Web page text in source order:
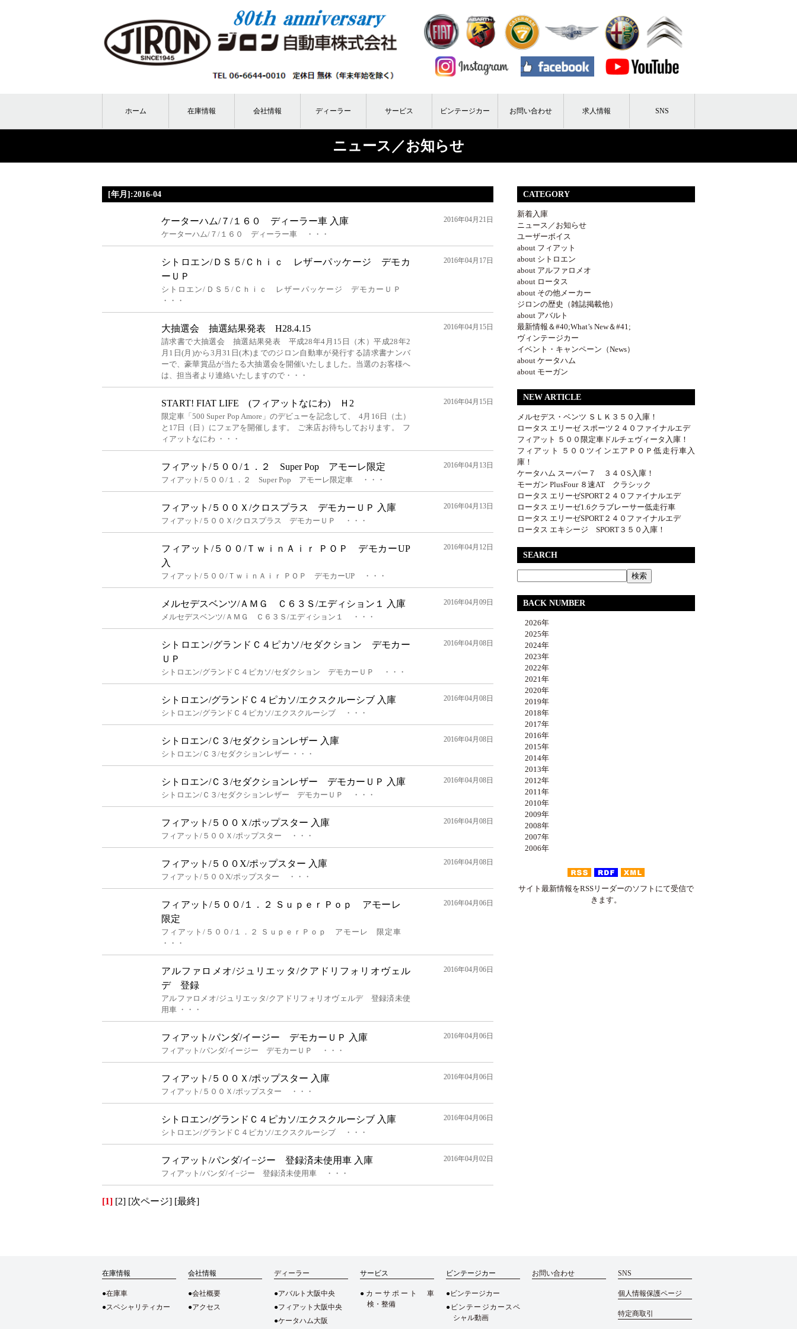
ホーム 在庫情報 会社情報 ディーラー サービス ビンテージカー お問い合わせ 求人情報 SNS
ニュース／お知らせ
[年月]:2016-04
ケーターハム/７/１６０ ディーラー車 入庫
ケーターハム/７/１６０ ディーラー車 ・・・
2016年04月21日
シトロエン/ＤＳ５/Ｃｈｉｃ レザーパッケージ デモカ
ーＵＰ
シトロエン/ＤＳ５/Ｃｈｉｃ レザーパッケージ デモカーＵＰ
・・・
2016年04月17日
大抽選会 抽選結果発表 H28.4.15
請求書で大抽選会 抽選結果発表 平成28年4月15日（木）平成28年2
月1日(月)から3月31日(木)までのジロン自動車が発行する請求書ナンバ
ーで、豪華賞品が当たる大抽選会を開催いたしました。当選のお客様へ
は、担当者より連絡いたしますので・・・
2016年04月15日
START! FIAT LIFE (フィアットなにわ) Ｈ2
限定車「500 Super Pop Amore」のデビューを記念して、 4月16日（土）
と17日（日）にフェアを開催します。 ご来店お待ちしております。 フ
ィアットなにわ ・・・
2016年04月15日
フィアット/５００/１．２ Super Pop アモーレ限定
フィアット/５００/１．２ Super Pop アモーレ限定車 ・・・
2016年04月13日
フィアット/５００Ｘ/クロスプラス デモカーＵＰ 入庫
フィアット/５００Ｘ/クロスプラス デモカーＵＰ ・・・
2016年04月13日
フィアット/５００/ＴｗｉｎＡｉｒ ＰＯＰ デモカーUP
入
フィアット/５００/ＴｗｉｎＡｉｒ ＰＯＰ デモカーUP ・・・
2016年04月12日
メルセデスベンツ/ＡＭＧ Ｃ６３Ｓ/エディション１ 入庫
メルセデスベンツ/ＡＭＧ Ｃ６３Ｓ/エディション１ ・・・
2016年04月09日
シトロエン/グランドＣ４ピカソ/セダクション デモカー
ＵＰ
シトロエン/グランドＣ４ピカソ/セダクション デモカーＵＰ ・・・
2016年04月08日
シトロエン/グランドＣ４ピカソ/エクスクルーシブ 入庫
シトロエン/グランドＣ４ピカソ/エクスクルーシブ ・・・
2016年04月08日
シトロエン/Ｃ３/セダクションレザー 入庫
シトロエン/Ｃ３/セダクションレザー ・・・
2016年04月08日
シトロエン/Ｃ３/セダクションレザー デモカーＵＰ 入庫
シトロエン/Ｃ３/セダクションレザー デモカーＵＰ ・・・
2016年04月08日
フィアット/５００Ｘ/ポップスター 入庫
フィアット/５００Ｘ/ポップスター ・・・
2016年04月08日
フィアット/５００X/ポップスター 入庫
フィアット/５００X/ポップスター ・・・
2016年04月08日
フィアット/５００/１．２ ＳｕｐｅｒＰｏｐ アモーレ
限定
フィアット/５００/１．２ ＳｕｐｅｒＰｏｐ アモーレ 限定車
・・・
2016年04月06日
アルファロメオ/ジュリエッタ/クアドリフォリオヴェル
デ 登録
アルファロメオ/ジュリエッタ/クアドリフォリオヴェルデ 登録済未使
用車 ・・・
2016年04月06日
フィアット/パンダ/イージー デモカーＵＰ 入庫
フィアット/パンダ/イージー デモカーＵＰ ・・・
2016年04月06日
フィアット/５００Ｘ/ポップスター 入庫
フィアット/５００Ｘ/ポップスター ・・・
2016年04月06日
シトロエン/グランドＣ４ピカソ/エクスクルーシブ 入庫
シトロエン/グランドＣ４ピカソ/エクスクルーシブ ・・・
2016年04月06日
フィアット/パンダ/イ−ジー 登録済未使用車 入庫
フィアット/パンダ/イ−ジー 登録済未使用車 ・・・
2016年04月02日
[1] [2] [次ページ] [最終]
CATEGORY
新着入庫
ニュース／お知らせ
ユーザーボイス
about フィアット
about シトロエン
about アルファロメオ
about ロータス
about その他メーカー
ジロンの歴史（雑誌掲載他）
about アバルト
最新情報＆#40;What’s New＆#41;
ヴィンテージカー
イベント・キャンペーン（News）
about ケータハム
about モーガン
NEW ARTICLE
メルセデス・ベンツ ＳＬＫ３５０入庫！
ロータス エリーゼ スポーツ２４０ファイナルエデ
フィアット ５００限定車ドルチェヴィータ入庫！
フィアット ５００ツインエアＰＯＰ低走行車入
庫！
ケータハム スーパー７ ３４０S入庫！
モーガン PlusFour ８速AT クラシック
ロータス エリーゼSPORT２４０ファイナルエデ
ロータス エリーゼ1.6クラブレーサー低走行車
ロータス エリーゼSPORT２４０ファイナルエデ
ロータス エキシージ SPORT３５０入庫！
SEARCH
BACK NUMBER
2026年
2025年
2024年
2023年
2022年
2021年
2020年
2019年
2018年
2017年
2016年
2015年
2014年
2013年
2012年
2011年
2010年
2009年
2008年
2007年
2006年
サイト最新情報をRSSリーダーのソフトにて受信で
きます。
在庫情報
在庫車
スペシャリティカー
会社情報
会社概要
アクセス
ディーラー
アバルト大阪中央
フィアット大阪中央
ケータハム大阪
サービス
カーサポート 車
検・整備
ビンテージカー
ビンテージカー
ビンテージカースペ
シャル動画
お問い合わせ SNS
個人情報保護ページ
特定商取引